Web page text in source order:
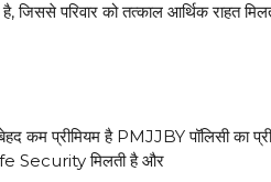
जिससे परिवार को तत्काल आर्थिक राहत
कम प्रीमियम है PMJJBY पॉलिसी का
Security मिलती है और